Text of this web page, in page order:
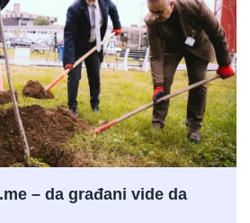
– da građani vide da